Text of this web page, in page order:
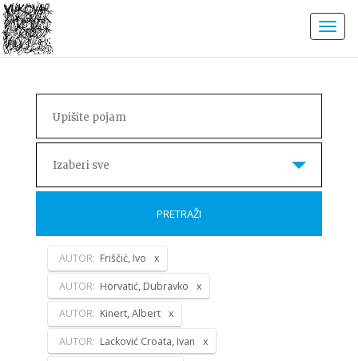
Izaberi sve
PRETRAŽI
AUTOR: Friščić, Ivo
AUTOR: Horvatić, Dubravko
AUTOR: Kinert, Albert
AUTOR: Lacković Croata, Ivan